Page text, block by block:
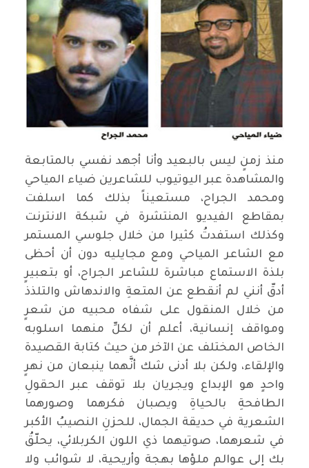
منذ زمنٍ ليس بالبعيد وأنا أجهد نفسي بالمتابعة
والمشاهدة عبر اليوتيوب للشاعرين ضياء المياحي
ومحمد الجراح، مستعيناً بذلك كما اسلفت
بمقاطع الفيديو المنتشرة في شبكة الانترنت
وكذلك استفدتُ كثيرا من خلال جلوسي المستمر
مع الشاعر المياحي ومع مجايليه دون أن أحظى
بلذة الاستماع مباشرة للشاعر الجراح، أو بتعبيرٍ
أدقّ أنني لم أنقطع عن المتعةِ والاندهاش والتلذذ
من خلال المنقول على شفاه محبيه من شعرٍ
ومواقف إنسانية، أعلم أن لكلِّ منهما اسلوبه
الخاص المختلف عن الآخر من حيث كتابة القصيدة
والإلقاء، ولكن بلا أدنى شك أنَّهما ينبعان من نهرٍ
واحدٍ هو الإبداع ويجريان بلا توقف عبر الحقولِ
الطافحةِ بالحياةِ ويصبان فكرهما وصورهما
الشعرية في حديقة الجمال، للحزنِ النصيبُ الأكبر
في شعرهما، صوتيهما ذي اللون الكربلائي، يحلّقُ
بك إلى عوالم ملؤها بهجة وأريحية، لا شوائب ولا